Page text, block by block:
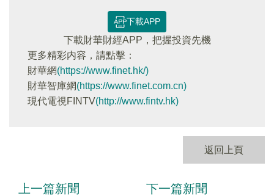
下載APP
下載財華財經APP，把握投資先機
更多精彩内容，請點擊：
財華網(https://www.finet.hk/)
財華智庫網(https://www.finet.com.cn)
現代電視FINTV(http://www.fintv.hk)
返回上頁
上一篇新聞 下一篇新聞